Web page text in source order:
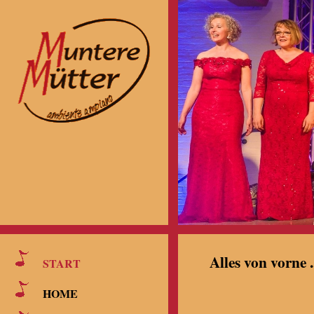
START
HOME
Alles von vorne